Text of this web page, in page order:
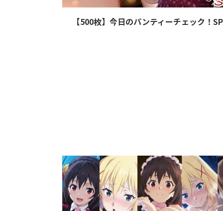
【500枚】今日のパンティーチェック！